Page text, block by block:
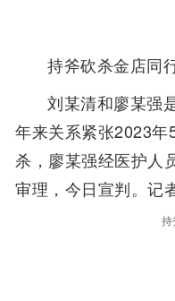
持斧砍杀金店同
刘某清和廖某强
年来关系紧张2023
杀，廖某强经医护人
审理，今日宣判。记